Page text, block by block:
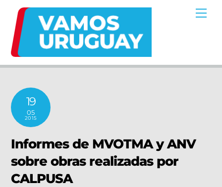
content
19
05
2015
Informes de MVOTMA y ANV
sobre obras realizadas por
CALPUSA